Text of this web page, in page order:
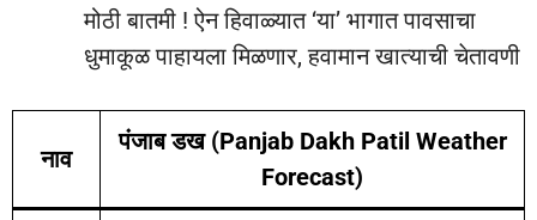
मोठी बातमी ! ऐन हिवाळ्यात ‘या’ भागात पावसाचा
धुमाकूळ पाहायला मिळणार, हवामान खात्याची चेतावणी
नाव
पंजाब डख (Panjab Dakh Patil Weather
Forecast)